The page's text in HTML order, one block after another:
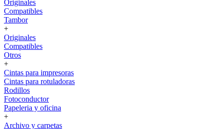
Originales
Compatibles
Tambor
+
Originales
Compatibles
Otros
+
Cintas para impresoras
Cintas para rotuladoras
Rodillos
Fotoconductor
Papeleria y oficina
+
Archivo y carpetas